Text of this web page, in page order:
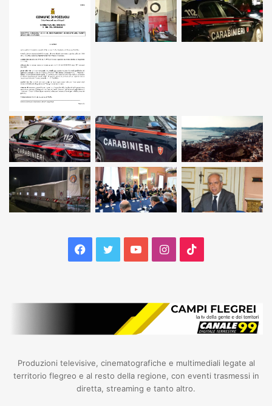
Facebook
TwitterYouTubeInstagram
Produzioni televisive, cinematografiche e multimediali legate al
territorio flegreo e al resto della regione, con eventi trasmessi in
diretta, streaming e tanto altro.